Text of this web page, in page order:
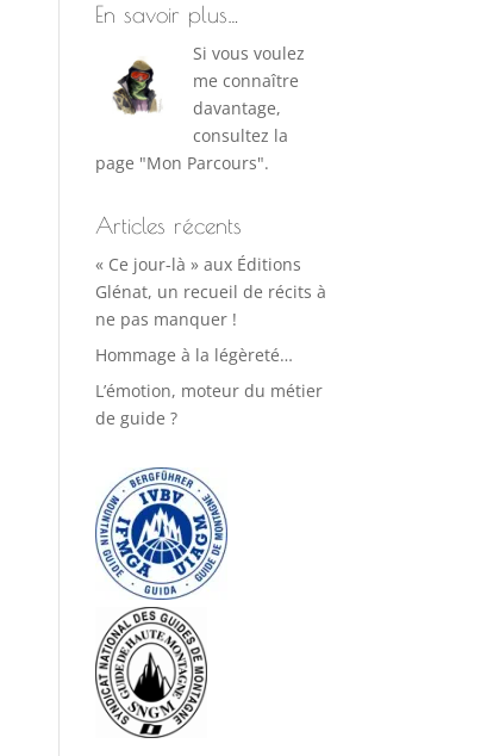
En savoir plus…
Si vous voulez
me connaître
davantage,
consultez la
page "Mon Parcours".
Articles récents
« Ce jour-là » aux Éditions
Glénat, un recueil de récits à
ne pas manquer !
Hommage à la légèreté…
L’émotion, moteur du métier
de guide ?